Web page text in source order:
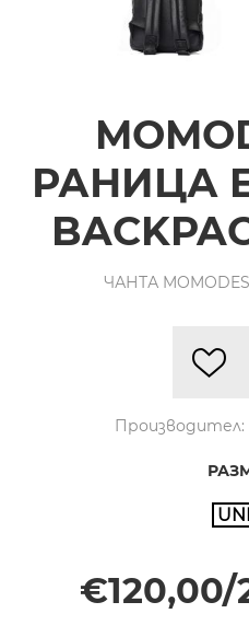
РАНИЦА
ЧАНТА
Производител:
€120,00/